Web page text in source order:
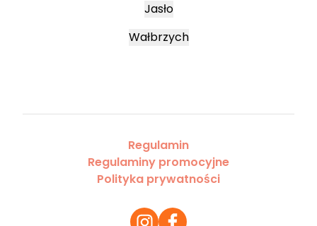
Jasło
Wałbrzych
Regulamin
Regulaminy promocyjne
Polityka prywatności